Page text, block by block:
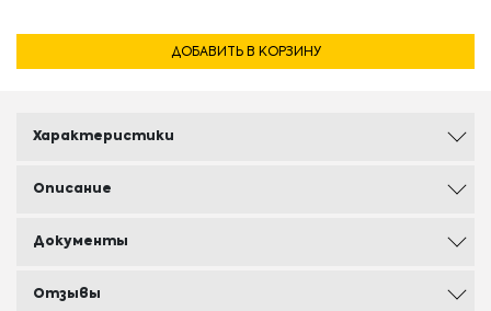
ДОБАВИТЬ В КОРЗИНУ
Характеристики
Описание
Документы
Отзывы